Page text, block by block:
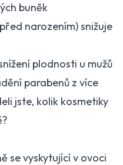
buněk
narozením) snižuje
plodnosti u mužů
parabenů z více
jste, kolik kosmetiky
se vyskytující v ovoci